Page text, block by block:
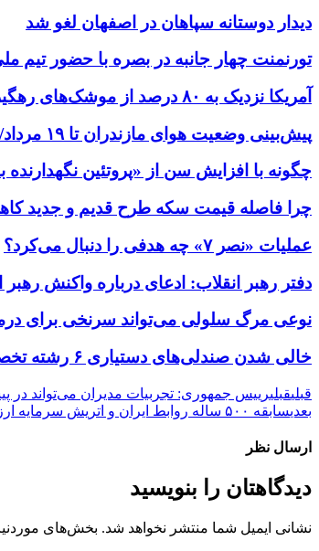
دیدار دوستانه سپاهان در اصفهان لغو شد
تورنمنت چهار جانبه در بصره با حضور تیم
آمریکا نزدیک به ۸۰ درصد از موشک‌های رهگیر کلیدی خود را مصرف کرده است
پیش‌بینی وضعیت هوای مازندران تا ۱۹ مرداد/ افزایش دما از یکشنبه
چگونه با افزایش سن از «پروتئین
چرا فاصله قیمت سکه طرح قدیم و جدید
عملیات «نصر ۷» چه هدفی را دنبال می‌کرد؟
دفتر رهبر انقلاب: ادعای درباره واکنش
نوعی مرگ سلولی می‌تواند سرنخی برای
خالی شدن صندلی‌های دستیاری ۶ رشته تخصصی و فوق تخصصی/آینده این رشته‌ها در خطر است
قبلیقبلیرییس جمهوری: تجربیات مدیران می‌تواند در
بعدیسابقه ۵۰۰ ساله روابط ایران و اتریش سرمایه ارزشمندی برای دو کشور است
ارسال نظر
دیدگاهتان را بنویسید
نشانی ایمیل شما منتشر نخواهد شد. بخش‌های